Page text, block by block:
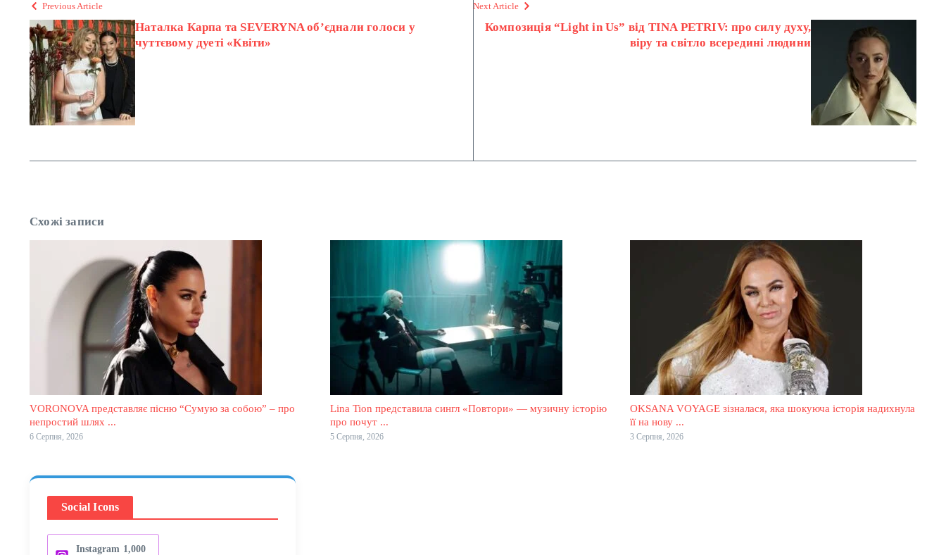
Previous Article
Наталка Карпа та SEVERYNA об’єднали голоси у
чуттєвому дуеті «Квіти»
Next Article
Композиція “Light in Us” від TINA PETRIV: про силу духу,
віру та світло всередині людини
Схожі записи
VORONOVA представляє пісню “Сумую за собою” – про
непростий шлях ...
6 Серпня, 2026
Lina Tion представила сингл «Повтори» — музичну історію
про почут ...
5 Серпня, 2026
OKSANA VOYAGE зізналася, яка шокуюча історія надихнула
її на нову ...
3 Серпня, 2026
Social Icons
Instagram 1,000